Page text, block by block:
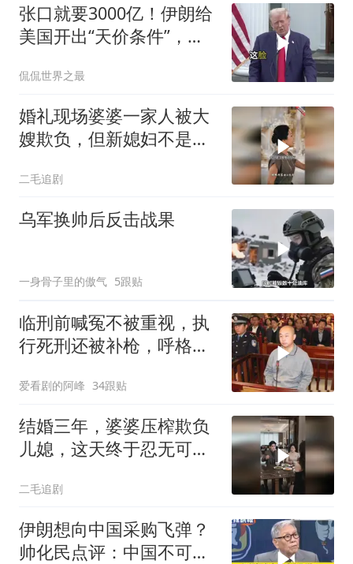
张口就要3000亿！伊朗给
美国开出“天价条件”，特
侃侃世界之最
婚礼现场婆婆一家人被大
嫂欺负，但新媳妇不是好
二毛追剧
乌军换帅后反击战果
一身骨子里的傲气 5跟贴
临刑前喊冤不被重视，执
行死刑还被补枪，呼格吉
爱看剧的阿峰 34跟贴
结婚三年，婆婆压榨欺负
儿媳，这天终于忍无可
二毛追剧
伊朗想向中国采购飞弹？
帅化民点评：中国不可能